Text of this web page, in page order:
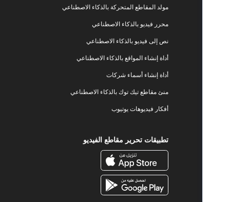
مولد المقاطع المتحركة بالذكاء الاصطناعي
محرر فيديو بالذكاء الاصطناعي
نص إلى فيديو بالذكاء الاصطناعي
أداة إنشاء المواقع بالذكاء الاصطناعي
أداة إنشاء أسماء شركات
منئ مقاطع تيك توك بالذكاء الاصطناعي
أفكار فيديوهات يوتيوب
تطبيقات تحرير مقاطع الفيديو